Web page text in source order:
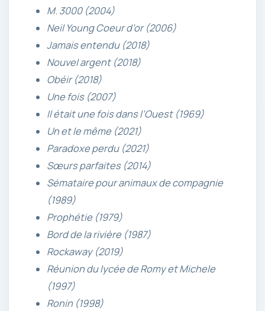
M. 3000 (2004)
Neil Young Coeur d’or (2006)
Jamais entendu (2018)
Nouvel argent (2018)
Obéir (2018)
Une fois (2007)
Il était une fois dans l’Ouest (1969)
Un et le même (2021)
Paradoxe perdu (2021)
Sœurs parfaites (2014)
Sémataire pour animaux de compagnie
(1989)
Prophétie (1979)
Bord de la rivière (1987)
Rockaway (2019)
Réunion du lycée de Romy et Michele
(1997)
Ronin (1998)